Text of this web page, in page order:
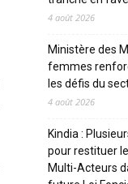
4 août 2026
Ministère des
femmes
les défis du
4 août 2026
Kindia :
pour restituer
Multi-Acteurs